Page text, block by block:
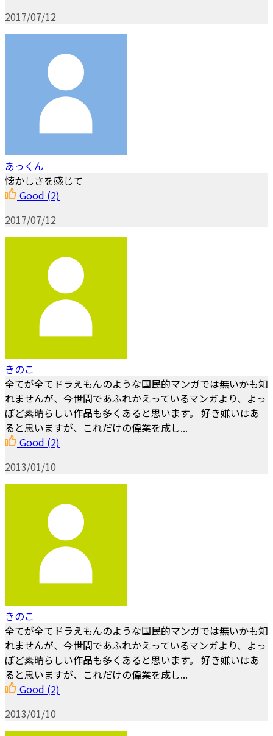
2017/07/12
あっくん
懐かしさを感じて
Good (2)
2017/07/12
きのこ
全てが全てドラえもんのような国民的マンガでは無いかも知
れませんが、今世間であふれかえっているマンガより、よっ
ぽど素晴らしい作品も多くあると思います。 好き嫌いはあ
ると思いますが、これだけの偉業を成し...
Good (2)
2013/01/10
きのこ
全てが全てドラえもんのような国民的マンガでは無いかも知
れませんが、今世間であふれかえっているマンガより、よっ
ぽど素晴らしい作品も多くあると思います。 好き嫌いはあ
ると思いますが、これだけの偉業を成し...
Good (2)
2013/01/10